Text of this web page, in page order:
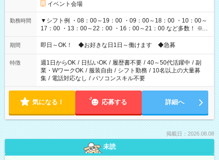
イベント会場
勤務時間
▼シフト例 ・08：00～19：00 ・09：00～18：00 ・10：00～
17：00 ・13：00～22：00 ・16：00～21：00 など多数！ ※お
仕事により勤務時間が異なります
期間 即日～OK！ ◆お好きな日1日～働けます ◆急募
特徴 週1日からOK / 日払いOK / 履歴書不要 / 40～50代活躍中 / 副
業・WワークOK / 服装自由 / シフト勤務 / 10名以上の大量募
集 / 電話対応なし / パソコンスキル不要
気になる！ 応募する 詳細へ
掲載日：2026.08.08
未読